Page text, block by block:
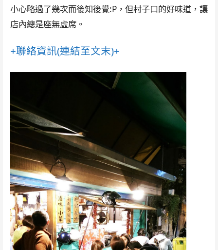
小心略過了幾次而後知後覺:P，但村子口的好味道，讓
店內總是座無虛席。
+聯絡資訊(連結至文末)+